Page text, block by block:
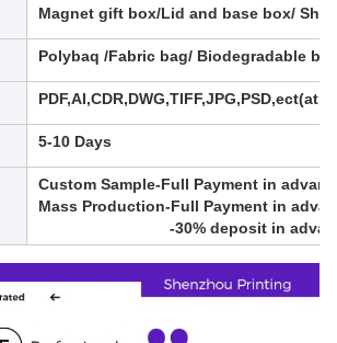
Magnet gift box/Lid and base box/
Polybaq /Fabric bag/ Biodegradable
PDF,AI,CDR,DWG,TIFF,JPG,PSD,ect(at
5-10 Days
Custom Sample-Full Payment in
Mass Production-Full Payment in
-30% deposit in